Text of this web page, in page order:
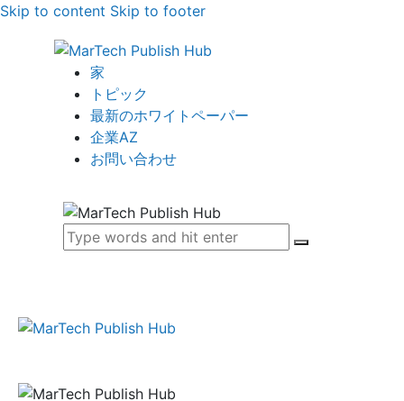
Skip to content Skip to footer
家
トピック
最新のホワイトペーパー
企業AZ
お問い合わせ